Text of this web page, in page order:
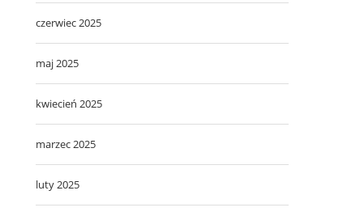
czerwiec 2025
maj 2025
kwiecień 2025
marzec 2025
luty 2025